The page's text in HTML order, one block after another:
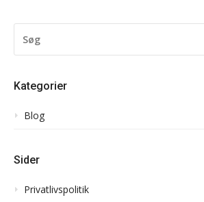
EFTER:
Kategorier
Blog
Sider
Privatlivspolitik